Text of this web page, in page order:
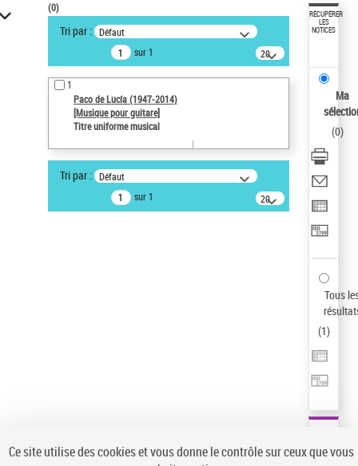
VOTRE RECHERCHE
Recherche avancée dans les
notices d’autorité
Œuvres liées à l'auteur :
Paco de Lucía (1947-2014)
Statut de la notice d’autorité
Notice élémentaire
Sauvegarder votre recherche
(0)
Tri par : Défaut
sur 1
20
résultats/page
1
Paco de Lucía (1947-2014)
[Musique pour guitare]
Titre uniforme musical
Tri par : Défaut
sur 1
20
résultats/page
RÉCUPÉRER
LES
NOTICES
Ma
(0)
Tous
(1)
Ce site utilise des cookies et vous donne le contrôle sur ceux que vous